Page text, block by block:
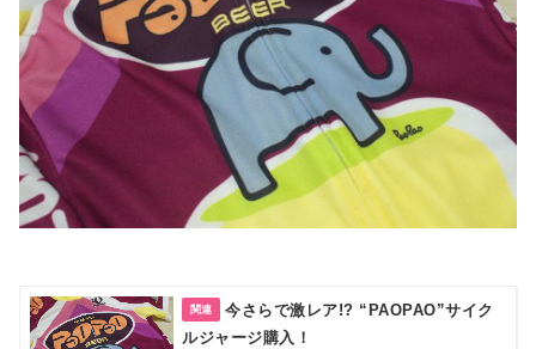
今さらで激レア!? “PAOPAO”サイク
ルジャージ購入！